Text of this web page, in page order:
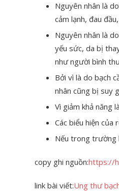
Nguyên nhân là
cảm lạnh, đau
Nguyên nhân là
yếu sức, da bị
như người bình
Bởi vì là do bạch
nhân cũng bị suy
Vì giảm khả năng
Các biểu hiện của
Nếu trong trường
copy ghi nguồn:https://
link bài viết:Ung thư